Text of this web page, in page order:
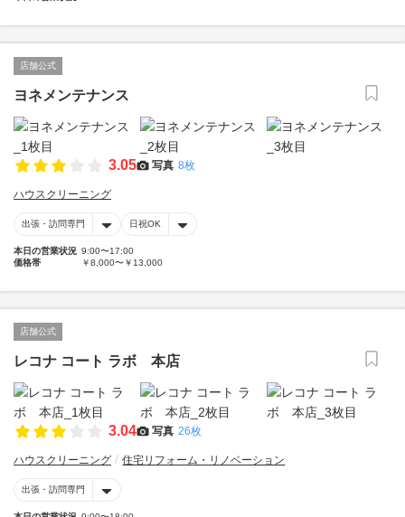
店舗公式
ヨネメンテナンス
3.05 写真 8枚
ハウスクリーニング
出張・訪問専門 日祝OK
本日の営業状況 9:00〜17:00
価格帯
￥8,000〜￥13,000
店舗公式
レコナ コート ラボ 本店
3.04 写真 26枚
ハウスクリーニング 住宅リフォーム・リノベーション
出張・訪問専門